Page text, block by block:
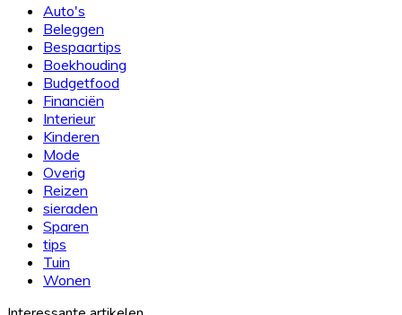
lekkere
maaltijd
Auto's
Beleggen
Bespaartips
Boekhouding
Budgetfood
Financiën
Interieur
Kinderen
Mode
Overig
Reizen
sieraden
Sparen
tips
Tuin
Wonen